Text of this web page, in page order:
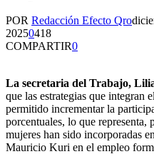
POR Redacción Efecto Qro
20250418
COMPARTIR0
La secretaria del Trabajo,
que las estrategias que integran
permitido incrementar la
porcentuales, lo que representa,
mujeres han sido incorporadas
Mauricio Kuri en el empleo